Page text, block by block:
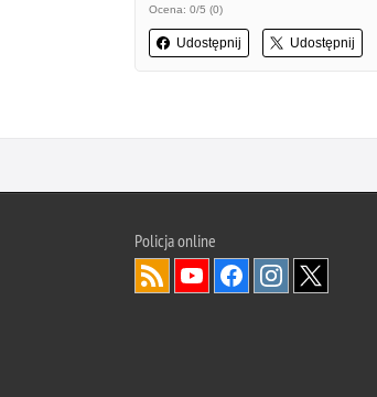
Ocena: 0/5 (0)
Udostępnij Udostępnij
Policja online